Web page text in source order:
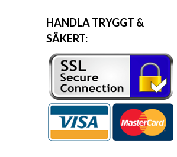
HANDLA TRYGGT &
SÄKERT: